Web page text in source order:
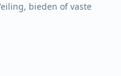
bieden of vaste